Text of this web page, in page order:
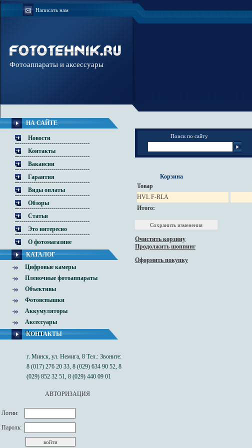
Написать нам
Фотоаппараты и аксессуары
НА САЙТЕ
Новости
Контакты
Вакансии
Гарантия
Виды оплаты
Обзоры
Статьи
Это интересно
О фотомагазине
КАТАЛОГ
Цифровые камеры
Пленочные фотоаппараты
Объективы
Фотовспышки
Аккумуляторы
Аксессуары
Чехлы
КОНТАКТЫ
г. Минск, ул. Немига, 8 Тел.: Звоните:
8 (017) 276 20 33, 8 (029) 634 90 52, 8
(029) 852 32 51, 8 (029) 440 09 01
АВТОРИЗАЦИЯ
Логин:
Пароль:
Поиск по сайту
Корзина
Товар
HVL F-RLA
Итого:
Очистить корзину
Продолжить шоппинг
Оформить покупку